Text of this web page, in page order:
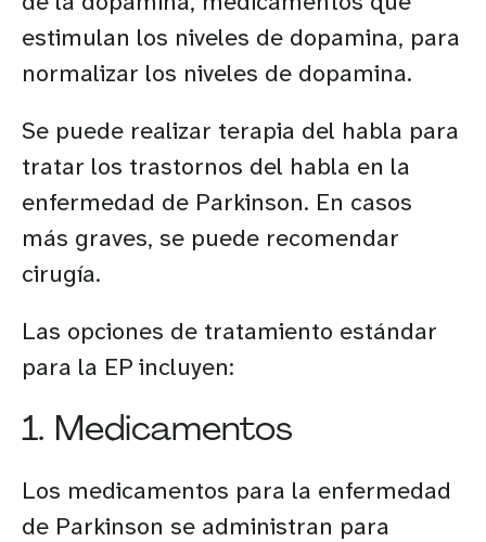
estimulan los niveles de dopamina, para
normalizar los niveles de dopamina.
Se puede realizar terapia del habla para
tratar los trastornos del habla en la
enfermedad de Parkinson. En casos
más graves, se puede recomendar
cirugía.
Las opciones de tratamiento estándar
para la EP incluyen:
1. Medicamentos
Los medicamentos para la enfermedad
de Parkinson se administran para